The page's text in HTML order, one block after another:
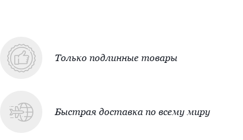
Только подлинные товары
Быстрая доставка по всему миру